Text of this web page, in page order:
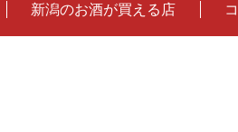
新潟のお酒が買える店